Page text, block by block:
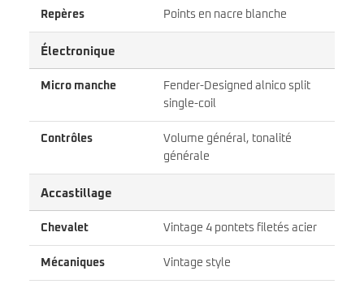
Repères Points en nacre blanche
Électronique
Micro manche
Fender-Designed alnico split
single-coil
Contrôles
Volume général, tonalité
générale
Accastillage
Chevalet Vintage 4 pontets filetés acier
Mécaniques Vintage style